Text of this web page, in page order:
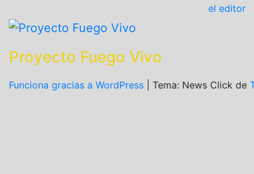
el editor
Proyecto Fuego Vivo
Funciona gracias a WordPress Tema: News Click de